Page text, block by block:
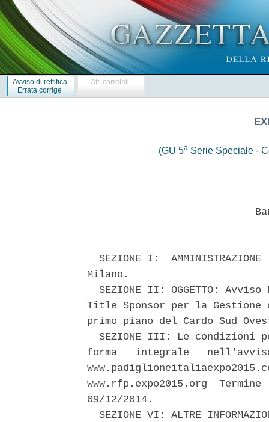
Avviso di rettifica
Errata corrige
Atti correlati
(GU 5aSerie Speciale -
SEZIONE I:  AMMINISTRAZIONE
Milano.
SEZIONE II: OGGETTO: Avviso
Title Sponsor per la
primo piano del Cardo Sud
SEZIONE III: Le condizioni
forma   integrale
www.rfp.expo2015.org
09/12/2014.
SEZIONE VI: ALTRE